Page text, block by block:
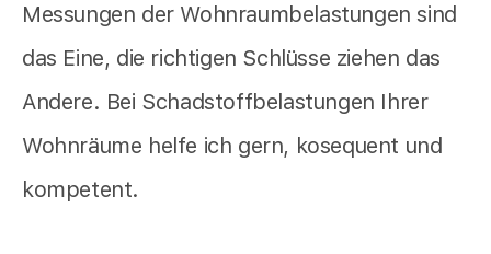
Messungen der Wohnraumbelastungen sind
das Eine, die richtigen Schlüsse ziehen das
Andere. Bei Schadstoffbelastungen Ihrer
Wohnräume helfe ich gern, kosequent und
kompetent.